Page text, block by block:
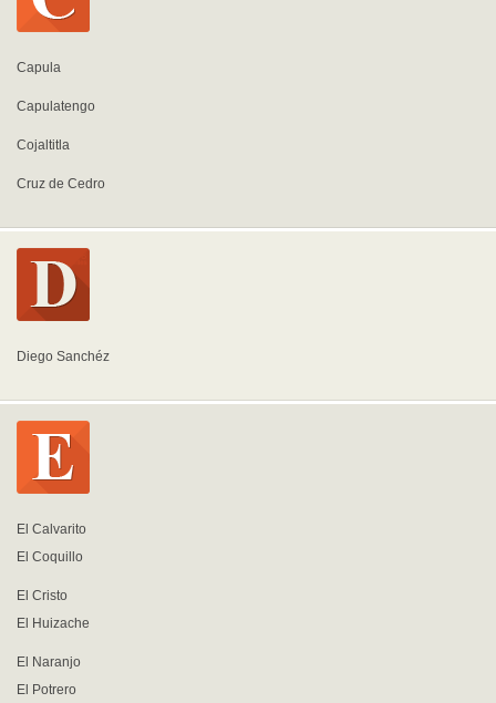
Capula
Capulatengo
Cojaltitla
Cruz de Cedro
Diego Sanchéz
El Calvarito
El Coquillo
El Cristo
El Huizache
El Naranjo
El Potrero